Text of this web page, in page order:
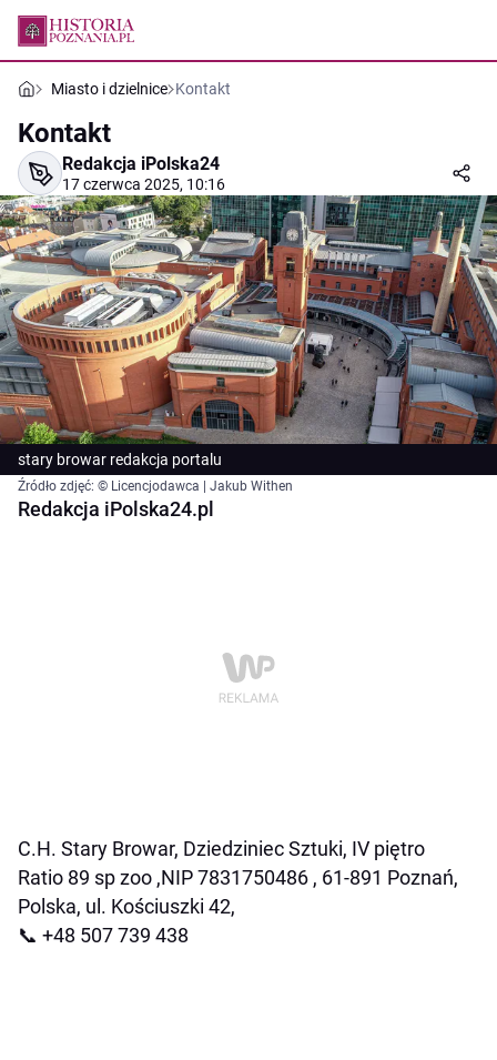
Miasto i dzielnice Kontakt
Kontakt
Redakcja iPolska24
17 czerwca 2025, 10:16
stary browar redakcja portalu
Źródło zdjęć: © Licencjodawca | Jakub Withen
Redakcja iPolska24.pl
C.H. Stary Browar, Dziedziniec Sztuki, IV piętro
Ratio 89 sp zoo ,NIP 7831750486 , 61-891 Poznań,
Polska, ul. Kościuszki 42,
📞 +48 507 739 438